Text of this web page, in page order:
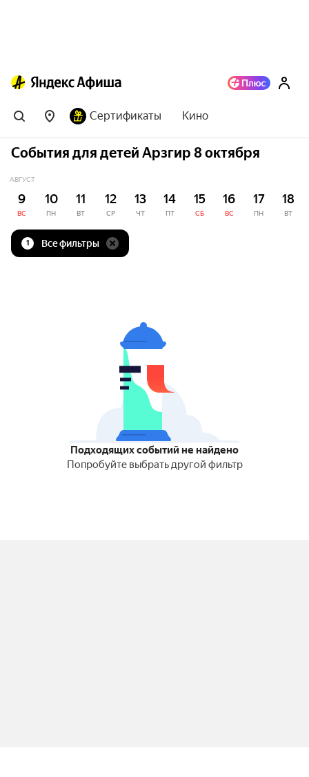
Сертификаты Кино
События для детей Арзгир 8 октября
АВГУСТ
9
ВС
10
ПН
11
ВТ
12
СР
13
ЧТ
14
ПТ
15
СБ
16
ВС
17
ПН
18
ВТ
1 Все фильтры
Подходящих событий не найдено
Попробуйте выбрать другой фильтр